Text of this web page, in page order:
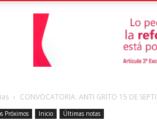
CONVOCATORIA: ANTI GRITO 15 DE
Próximos Inicio Últimas notas